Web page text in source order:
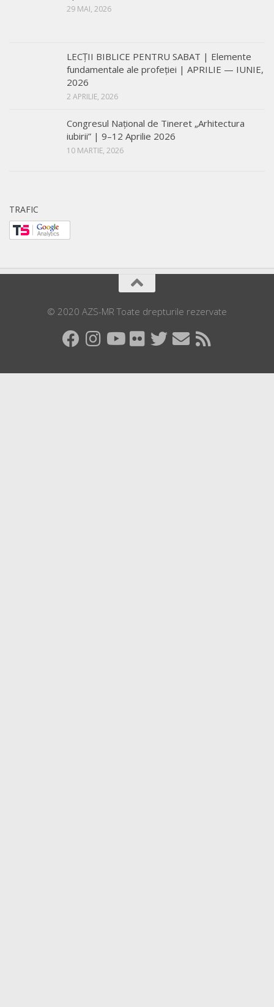
29 MAI, 2026
LECŢII BIBLICE PENTRU SABAT | Elemente
fundamentale ale profeției | APRILIE — IUNIE,
2026
2 APRILIE, 2026
Congresul Național de Tineret „Arhitectura
iubirii” | 9–12 Aprilie 2026
10 MARTIE, 2026
TRAFIC
© 2020 AZS-MR Toate drepturile rezervate